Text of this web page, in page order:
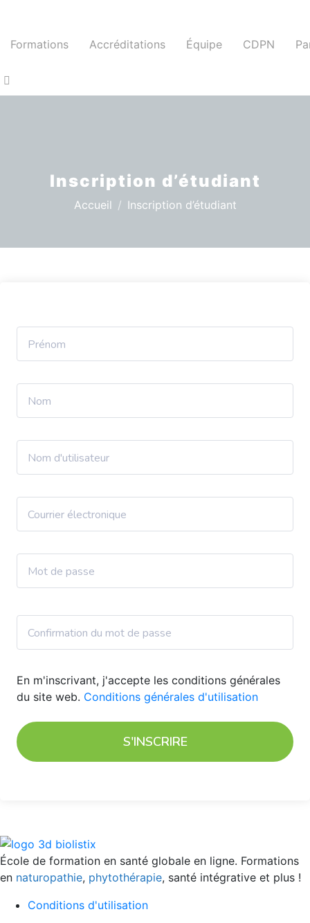
content
Formations Accréditations Équipe CDPN
Inscription d’étudiant
Accueil Inscription d’étudiant
En m'inscrivant, j'accepte les conditions générales
du site web. Conditions générales d'utilisation
S'INSCRIRE
École de formation en santé globale en ligne. Formations
en naturopathie, phytothérapie, santé intégrative et plus !
Conditions d'utilisation